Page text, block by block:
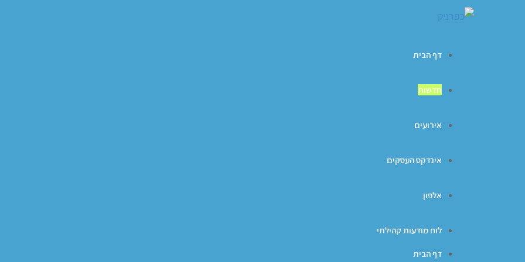
דף הבית
חדשות
אירועים
אינדקס העסקים
אלפון
לוח מודעות קהילתי
דף הבית